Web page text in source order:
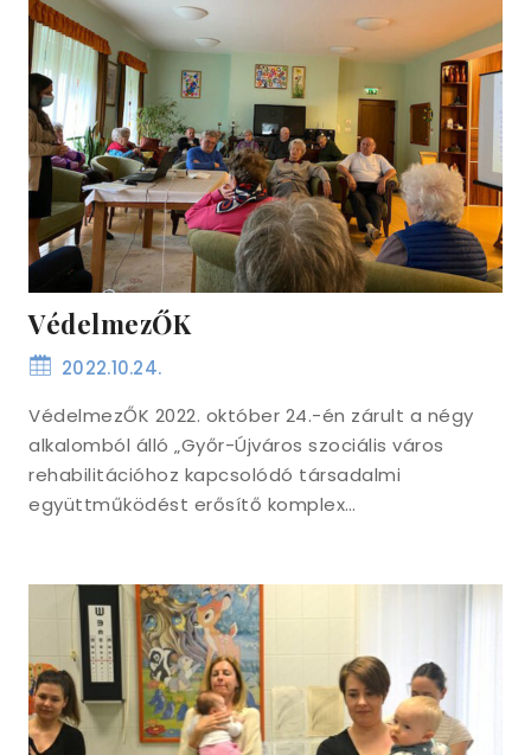
VédelmezŐK
2022.10.24.
VédelmezŐK 2022. október 24.-én zárult a négy
alkalomból álló „Győr-Újváros szociális város
rehabilitációhoz kapcsolódó társadalmi
együttműködést erősítő komplex…